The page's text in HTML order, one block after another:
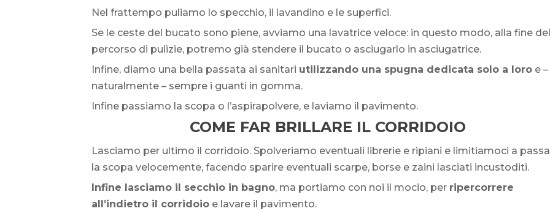
Nel frattempo puliamo lo specchio, il lavandino e le superfici.
Se le ceste del bucato sono piene, avviamo una lavatrice veloce: in questo modo, alla fine del
percorso di pulizie, potremo già stendere il bucato o asciugarlo in asciugatrice.
Infine, diamo una bella passata ai sanitari utilizzando una spugna dedicata solo a loro e –
naturalmente – sempre i guanti in gomma.
Infine passiamo la scopa o l’aspirapolvere, e laviamo il pavimento.
COME FAR BRILLARE IL CORRIDOIO
Lasciamo per ultimo il corridoio. Spolveriamo eventuali librerie e ripiani e limitiamoci a
la scopa velocemente, facendo sparire eventuali scarpe, borse e zaini lasciati incustoditi.
Infine lasciamo il secchio in bagno, ma portiamo con noi il mocio, per ripercorrere
all’indietro il corridoio e lavare il pavimento.